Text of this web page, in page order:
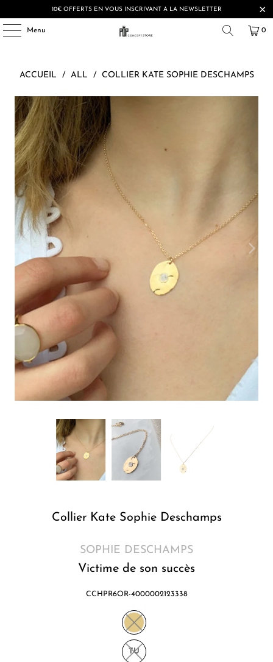
10€ OFFERTS EN VOUS INSCRIVANT A LA NEWSLETTER
Menu 0
ACCUEIL / ALL / COLLIER KATE SOPHIE DESCHAMPS
Collier Kate Sophie Deschamps
SOPHIE DESCHAMPS
Victime de son succès
CCHPR6OR-4000002123338
TU